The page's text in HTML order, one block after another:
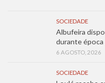
SOCIEDADE
Albufeira
durante época
6 AGOSTO, 2026
SOCIEDADE